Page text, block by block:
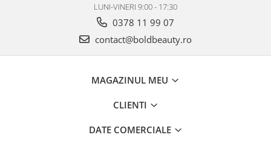
LUNI-VINERI 9:00 - 17:30
0378 11 99 07
contact@boldbeauty.ro
MAGAZINUL MEU
CLIENTI
DATE COMERCIALE